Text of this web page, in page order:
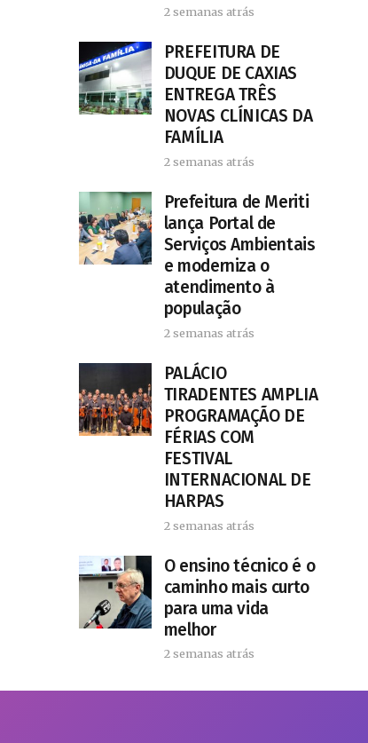
2 semanas atrás
PREFEITURA DE
DUQUE DE CAXIAS
ENTREGA TRÊS
NOVAS CLÍNICAS DA
FAMÍLIA
2 semanas atrás
Prefeitura de Meriti
lança Portal de
Serviços Ambientais
e moderniza o
atendimento à
população
2 semanas atrás
PALÁCIO
TIRADENTES AMPLIA
PROGRAMAÇÃO DE
FÉRIAS COM
FESTIVAL
INTERNACIONAL DE
HARPAS
2 semanas atrás
O ensino técnico é o
caminho mais curto
para uma vida
melhor
2 semanas atrás